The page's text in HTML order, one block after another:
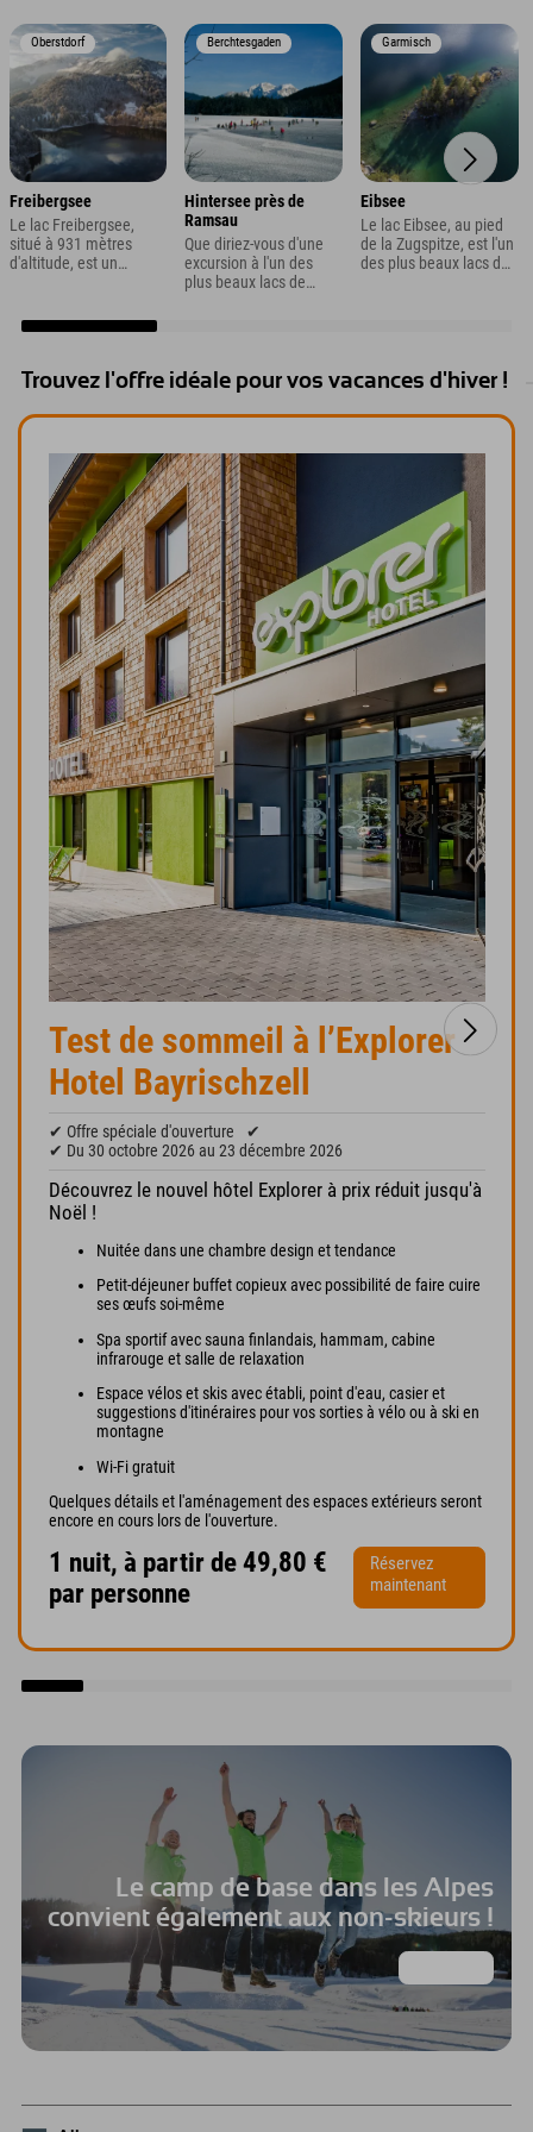
enfants.
Oberstdorf
Freibergsee
Le lac Freibergsee,
situé à 931 mètres
d'altitude, est un
bénéficie également
de saut à ski Heini
visiter absolument).
Berchtesgaden
Hintersee près de
Ramsau
Que diriez-vous d'une
excursion à l'un des
plus beaux lacs de
légendaire Forêt
Enchantée ? Cela peut
paraître un peu cliché,
ce que propose le
Hintersee, près de
Ramsau à
Berchtesgaden.
Garmisch
Eibsee
Le lac Eibsee, au pied
de la Zugspitze, est l'un
des plus beaux lacs de
de vos vacances d'été !
Trouvez l'offre idéale pour vos vacances d'hiver !
Test de sommeil à l’Explorer
Hotel Bayrischzell
✔ Offre spéciale d'ouverture
✔
✔ Du 30 octobre 2026 au 23 décembre 2026
Découvrez le nouvel hôtel Explorer à prix réduit jusqu'à
Noël !
Nuitée dans une chambre design et tendance
Petit-déjeuner buffet copieux avec possibilité de faire cuire
ses œufs soi-même
Spa sportif avec sauna finlandais, hammam, cabine
infrarouge et salle de relaxation
Espace vélos et skis avec établi, point d'eau, casier et
suggestions d'itinéraires pour vos sorties à vélo ou à ski en
montagne
Wi-Fi gratuit
Quelques détails et l'aménagement des espaces extérieurs seront
encore en cours lors de l'ouverture.
1 nuit, à partir de 49,80 €
par personne
Réservez
maintenant
Le camp de base dans les Alpes
convient également aux non-skieurs !